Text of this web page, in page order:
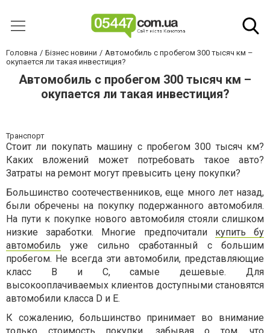
Головна Бізнес новини
Автомобиль с пробегом 300 тысяч км –
окупается ли такая инвестиция?
Автомобиль с пробегом 300 тысяч км –
окупается ли такая инвестиция?
Транспорт
Стоит ли покупать машину с пробегом 300 тысяч км?
Каких вложений может потребовать такое авто?
Затраты на ремонт могут превысить цену покупки?
Большинство соотечественников, еще много лет назад,
были обречены на покупку подержанного автомобиля.
На пути к покупке нового автомобиля стояли слишком
низкие заработки. Многие предпочитали купить бу
автомобиль уже сильно сработанный с большим
пробегом. Не всегда эти автомобили, представляющие
класс B и C, самые дешевые. Для
высокооплачиваемых клиентов доступными становятся
автомобили класса D и E.
К сожалению, большинство принимает во внимание